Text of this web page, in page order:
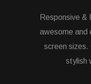
Responsive &
awesome and
screen sizes.
stylish